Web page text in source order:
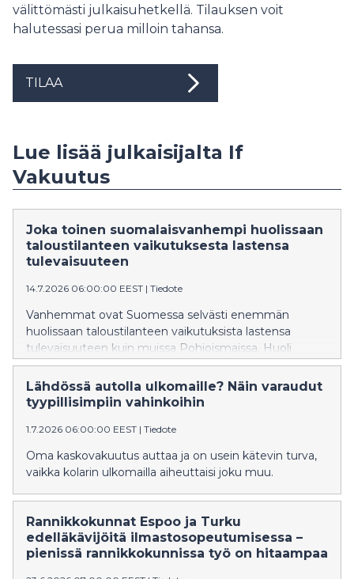
välittömästi julkaisuhetkellä. Tilauksen voit
halutessasi perua milloin tahansa.
TILAA
Lue lisää julkaisijalta If
Vakuutus
Joka toinen suomalaisvanhempi huolissaan
taloustilanteen vaikutuksesta lastensa
tulevaisuuteen
14.7.2026 06:00:00 EEST | Tiedote
Vanhemmat ovat Suomessa selvästi enemmän
huolissaan taloustilanteen vaikutuksista lastensa
tulevaisuuteen kuin muissa Pohjoismaissa. Huoli
sosiaalisen median vaikutuksista puolestaan yhdistää
pohjoismaisia vanhempia.
Lähdössä autolla ulkomaille? Näin varaudut
tyypillisimpiin vahinkoihin
1.7.2026 06:00:00 EEST | Tiedote
Oma kaskovakuutus auttaa ja on usein kätevin turva,
vaikka kolarin ulkomailla aiheuttaisi joku muu.
Rannikkokunnat Espoo ja Turku
edelläkävijöitä ilmastosopeutumisessa –
pienissä rannikkokunnissa työ on hitaampaa